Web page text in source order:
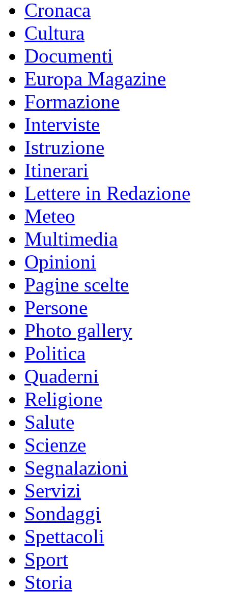
Cronaca
Cultura
Documenti
Europa Magazine
Formazione
Interviste
Istruzione
Itinerari
Lettere in Redazione
Meteo
Multimedia
Opinioni
Pagine scelte
Persone
Photo gallery
Politica
Quaderni
Religione
Salute
Scienze
Segnalazioni
Servizi
Sondaggi
Spettacoli
Sport
Storia